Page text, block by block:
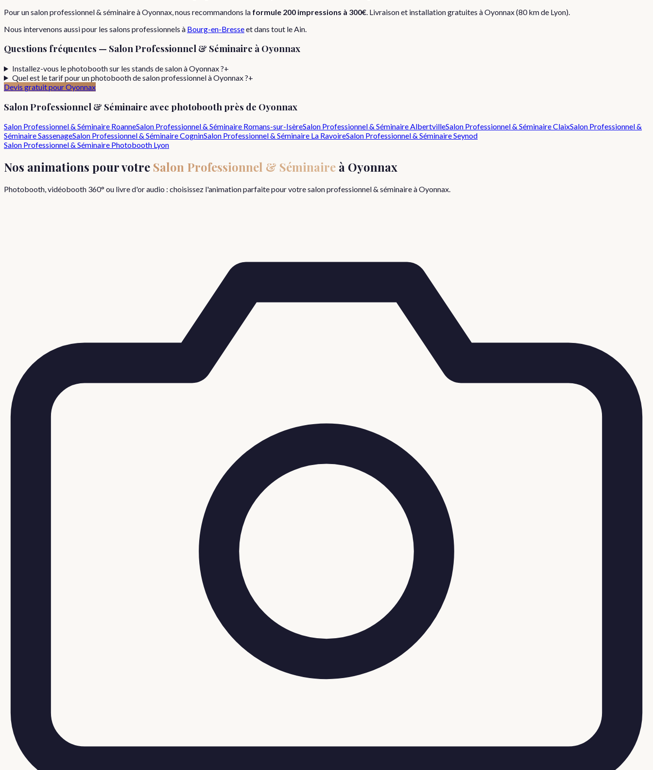
Pourunsalon professionnel & séminaireàOyonnax , nous recommandons la formule 200 impressions à 300€ . Livraison et installation gratuites àOyonnax(80km de Lyon).
Nous intervenons aussi pour les salons professionnels à Bourg-en-Bresseet dans tout le Ain
Questions fréquentes — Salon Professionnel & Séminaire à Oyonnax
Installez-vous le photobooth sur les stands de salon à Oyonnax ?+
Quel est le tarif pour un photobooth de salon professionnel à Oyonnax ?+
Devis gratuit pourOyonnax
Salon Professionnel & Séminaire avec photobooth près de Oyonnax
Salon Professionnel & Séminaire RoanneSalon Professionnel & Séminaire Romans-sur-IsèreSalon Professionnel & SéminaireAlbertvilleSalon Professionnel & SéminaireClaixSalon Professionnel &
SéminaireSassenageSalon Professionnel & SéminaireCogninSalon Professionnel & Séminaire La RavoireSalon Professionnel & SéminaireSeynod
Salon Professionnel & Séminaire Photobooth Lyon
Nos animations pour votre Salon Professionnel & Séminaire à Oyonnax
Photobooth, vidéobooth 360° ou livre d'or audio : choisissez l'animation parfaite pour votresalon professionnel & séminaireàOyonnax.